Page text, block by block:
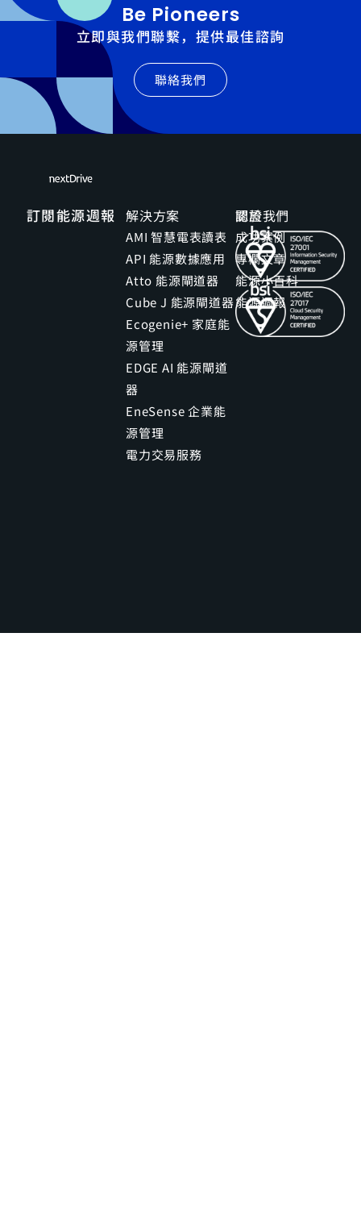
Be Pioneers
立即與我們聯繫，提供最佳諮詢
聯絡我們
訂閱能源週報 解決方案
AMI 智慧電表讀表
API 能源數據應用
Atto 能源閘道器
Cube J 能源閘道器
Ecogenie+ 家庭能
源管理
EDGE AI 能源閘道
器
EneSense 企業能
源管理
電力交易服務
關於我們
成功案例
專欄文章
能源小百科
能源週報
認證